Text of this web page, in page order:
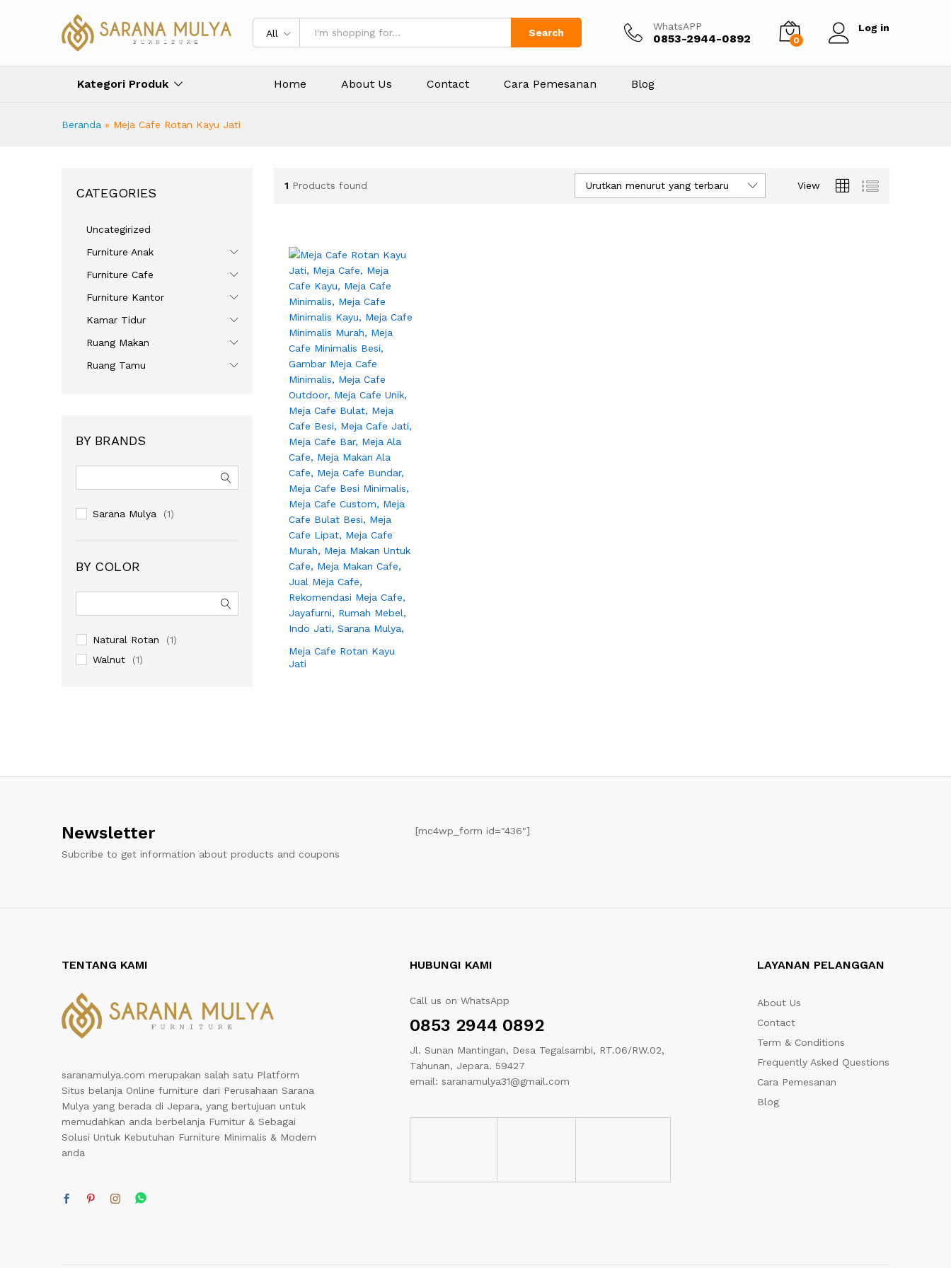
All Search
WhatsAPP
0853-2944-0892 0
Log in
Kategori Produk Home About Us Contact Cara Pemesanan Blog
Beranda » Meja Cafe Rotan Kayu Jati
1 Products found View
Urutkan menurut yang terbaru
Meja Cafe Rotan Kayu
Jati
CATEGORIES
Uncategirized
Furniture Anak
Furniture Cafe
Furniture Kantor
Kamar Tidur
Ruang Makan
Ruang Tamu
BY BRANDS
Sarana Mulya (1)
BY COLOR
Natural Rotan (1)
Walnut (1)
Newsletter
Subcribe to get information about products and coupons
[mc4wp_form id="436"]
TENTANG KAMI
saranamulya.com merupakan salah satu Platform
Situs belanja Online furniture dari Perusahaan Sarana
Mulya yang berada di Jepara, yang bertujuan untuk
memudahkan anda berbelanja Furnitur & Sebagai
Solusi Untuk Kebutuhan Furniture Minimalis & Modern
anda
HUBUNGI KAMI
Call us on WhatsApp
0853 2944 0892
Jl. Sunan Mantingan, Desa Tegalsambi, RT.06/RW.02,
Tahunan, Jepara. 59427
email: saranamulya31@gmail.com
LAYANAN PELANGGAN
About Us
Contact
Term & Conditions
Frequently Asked Questions
Cara Pemesanan
Blog